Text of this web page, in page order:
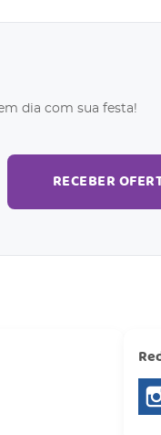
dia com sua festa!
RECEBER